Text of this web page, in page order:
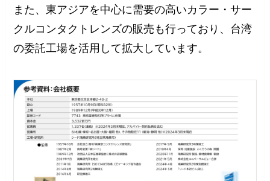
また、東アジアを中心に需要の高いカラー・サー
クルコンタクトレンズの販売も行っており、台湾
の委託工場を活用して拡大しています。